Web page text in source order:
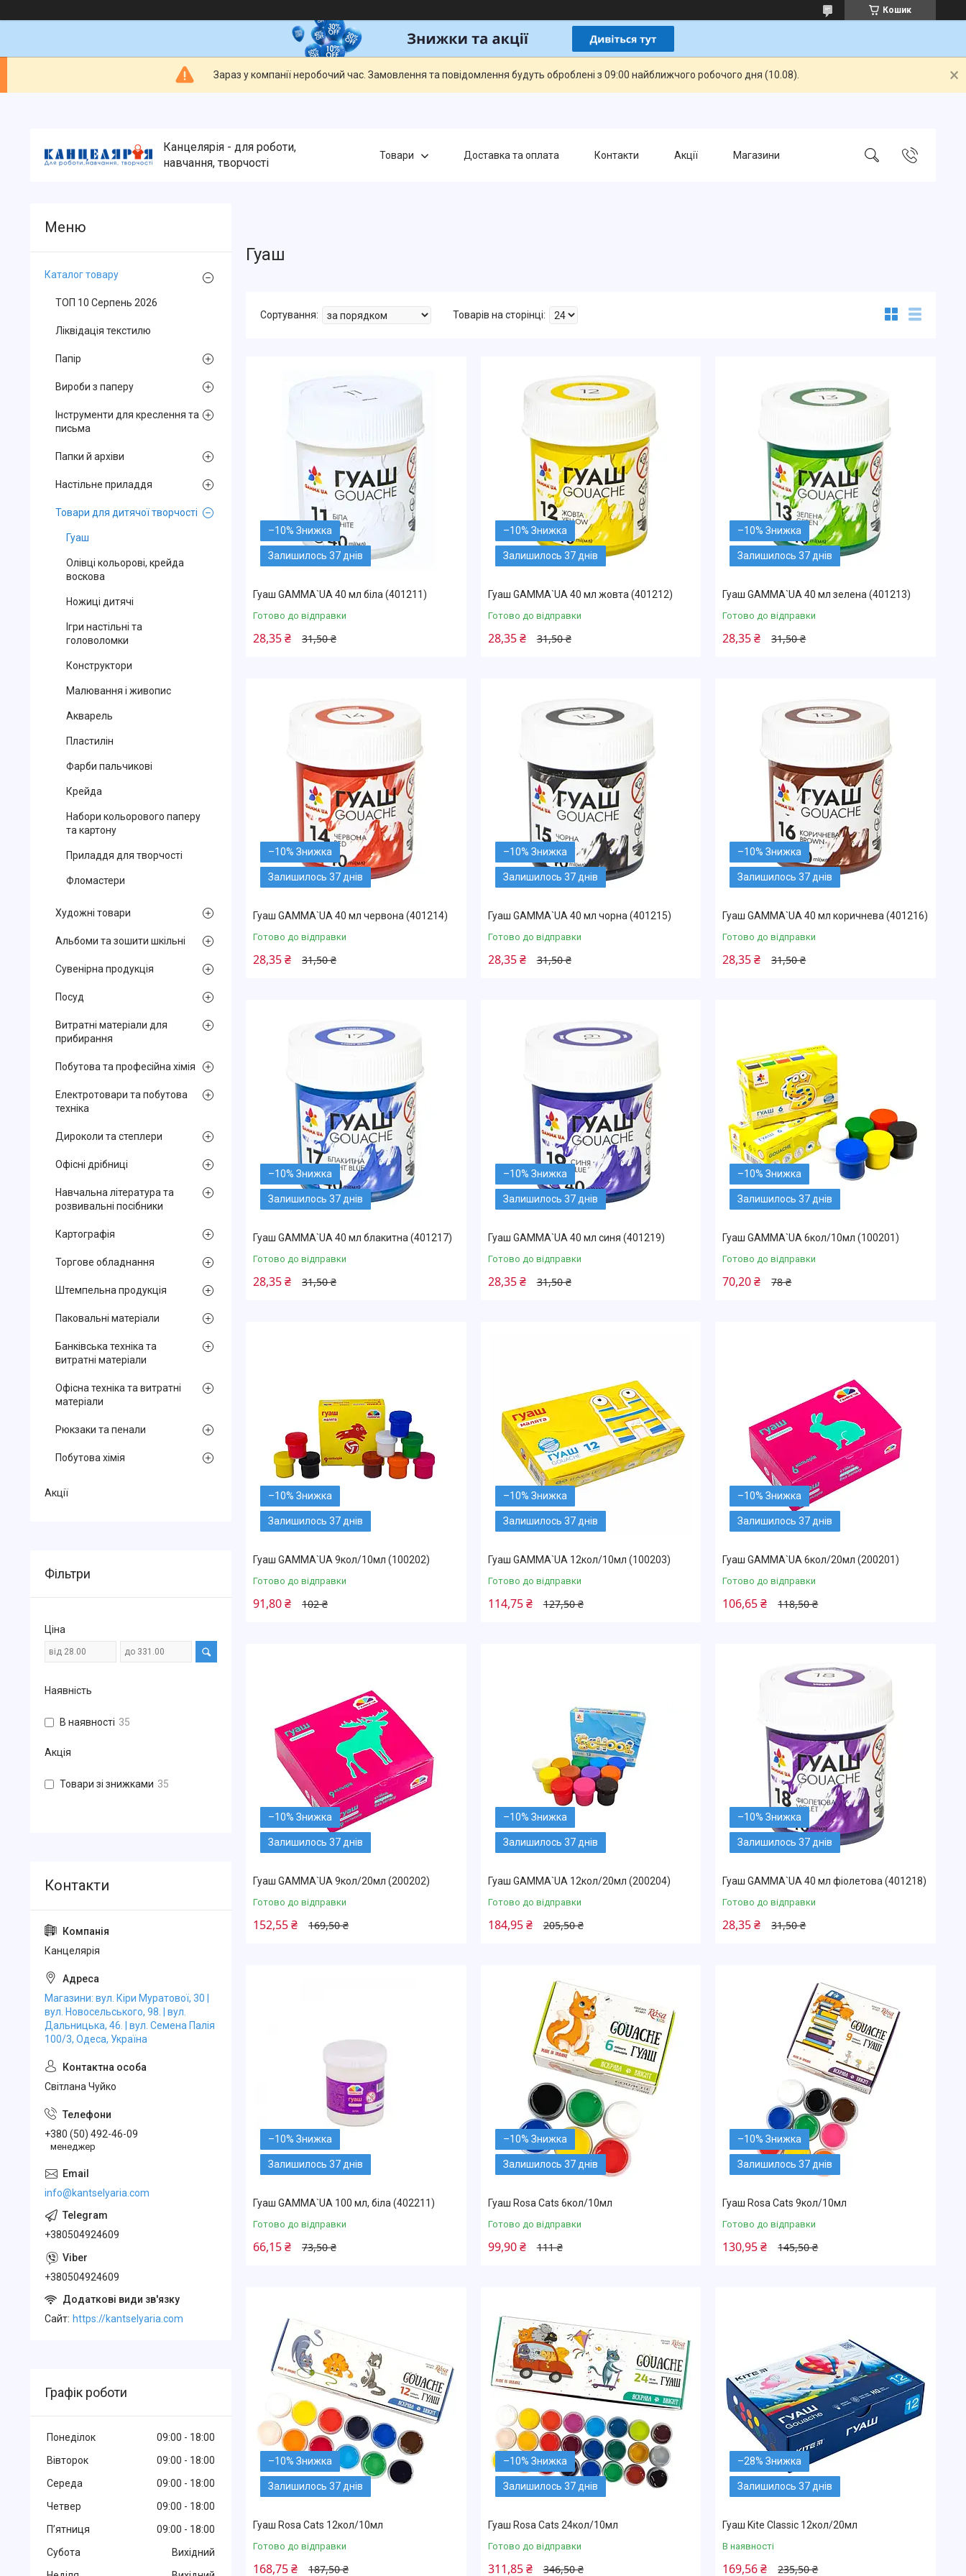
Кошик
Зараз у компанії неробочий час. Замовлення та повідомлення будуть оброблені з 09:00 найближчого робочого дня (10.08).
Канцелярія - для роботи,
навчання, творчості
Товари Доставка та оплата Контакти Акції Магазини
Гуаш
–10%
Залишилось 37 днів
Гуаш GAMMA`UA 40 мл біла (401211)
Готово до відправки
31,50 ₴
28,35 ₴
–10%
Залишилось 37 днів
Гуаш GAMMA`UA 40 мл жовта (401212)
Готово до відправки
31,50 ₴
28,35 ₴
–10%
Залишилось 37 днів
Гуаш GAMMA`UA 40 мл зелена (401213)
Готово до відправки
31,50 ₴
28,35 ₴
–10%
Залишилось 37 днів
Гуаш GAMMA`UA 40 мл червона (401214)
Готово до відправки
31,50 ₴
28,35 ₴
–10%
Залишилось 37 днів
Гуаш GAMMA`UA 40 мл чорна (401215)
Готово до відправки
31,50 ₴
28,35 ₴
–10%
Залишилось 37 днів
Гуаш GAMMA`UA 40 мл коричнева (401216)
Готово до відправки
31,50 ₴
28,35 ₴
–10%
Залишилось 37 днів
Гуаш GAMMA`UA 40 мл блакитна (401217)
Готово до відправки
31,50 ₴
28,35 ₴
–10%
Залишилось 37 днів
Гуаш GAMMA`UA 40 мл синя (401219)
Готово до відправки
31,50 ₴
28,35 ₴
–10%
Залишилось 37 днів
Гуаш GAMMA`UA 6кол/10мл (100201)
Готово до відправки
78 ₴
70,20 ₴
–10%
Залишилось 37 днів
Гуаш GAMMA`UA 9кол/10мл (100202)
Готово до відправки
102 ₴
91,80 ₴
–10%
Залишилось 37 днів
Гуаш GAMMA`UA 12кол/10мл (100203)
Готово до відправки
127,50 ₴
114,75 ₴
–10%
Залишилось 37 днів
Гуаш GAMMA`UA 6кол/20мл (200201)
Готово до відправки
118,50 ₴
106,65 ₴
–10%
Залишилось 37 днів
Гуаш GAMMA`UA 9кол/20мл (200202)
Готово до відправки
169,50 ₴
152,55 ₴
–10%
Залишилось 37 днів
Гуаш GAMMA`UA 12кол/20мл (200204)
Готово до відправки
205,50 ₴
184,95 ₴
–10%
Залишилось 37 днів
Гуаш GAMMA`UA 40 мл фіолетова (401218)
Готово до відправки
31,50 ₴
28,35 ₴
–10%
Залишилось 37 днів
Гуаш GAMMA`UA 100 мл, біла (402211)
Готово до відправки
73,50 ₴
66,15 ₴
–10%
Залишилось 37 днів
Гуаш Rosa Cats 6кол/10мл
Готово до відправки
111 ₴
99,90 ₴
–10%
Залишилось 37 днів
Гуаш Rosa Cats 9кол/10мл
Готово до відправки
145,50 ₴
130,95 ₴
–10%
Залишилось 37 днів
Гуаш Rosa Cats 12кол/10мл
Готово до відправки
187,50 ₴
168,75 ₴
–10%
Залишилось 37 днів
Гуаш Rosa Cats 24кол/10мл
Готово до відправки
346,50 ₴
311,85 ₴
–28%
Залишилось 37 днів
Гуаш Kite Classic 12кол/20мл
В наявності
235,50 ₴
169,56 ₴
Каталог товару
ТОП 10 Серпень 2026
Ліквідація текстилю
Папір
Вироби з паперу
Інструменти для креслення та
письма
Папки й архіви
Настільне приладдя
Товари для дитячої творчості
Гуаш
Олівці кольорові, крейда
воскова
Ножиці дитячі
Ігри настільні та
головоломки
Конструктори
Малювання і живопис
Акварель
Пластилін
Фарби пальчикові
Крейда
Набори кольорового паперу
та картону
Приладдя для творчості
Фломастери
Художні товари
Альбоми та зошити шкільні
Сувенірна продукція
Посуд
Витратні матеріали для
прибирання
Побутова та професійна хімія
Електротовари та побутова
техніка
Дироколи та степлери
Офісні дрібниці
Навчальна література та
розвивальні посібники
Картографія
Торгове обладнання
Штемпельна продукція
Паковальні матеріали
Банківська техніка та
витратні матеріали
Офісна техніка та витратні
матеріали
Рюкзаки та пенали
Побутова хімія
Акції
Фільтри
Ціна
Наявність
В наявності 35
Акція
Товари зі знижками 35
Канцелярiя
Магазини: вул. Кіри Муратової, 30 |
вул. Новосельського, 98. | вул.
Дальницька, 46. | вул. Семена Палія
100/3, Одеса, Україна
Свiтлана Чуйко
+380 (50) 492-46-09
менеджер
info@kantselyaria.com
+380504924609
+380504924609
Cайт https://kantselyaria.com
Графік роботи
Понеділок 09:00
18:00
Вівторок
09:00
18:00
Середа
09:00
18:00
Четвер
09:00
18:00
Пʼятниця
09:00
18:00
Субота
Вихідний